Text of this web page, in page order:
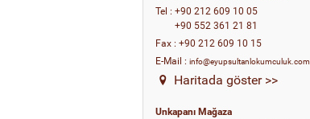
Tel : +90 212 609 10 05
+90 552 361 21 81
Fax : +90 212 609 10 15
E-Mail : info@eyupsultanlokumculuk.com
Haritada göster >>
Unkapanı Mağaza